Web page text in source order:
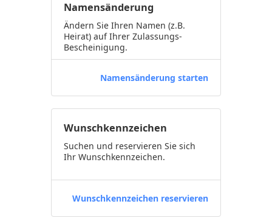
Namensänderung
Ändern Sie Ihren Namen (z.B.
Heirat) auf Ihrer Zulassungs-
Bescheinigung.
Namensänderung starten
Wunschkennzeichen
Suchen und reservieren Sie sich
Ihr Wunschkennzeichen.
Wunschkennzeichen reservieren